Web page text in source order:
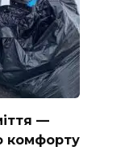
—
комфорту